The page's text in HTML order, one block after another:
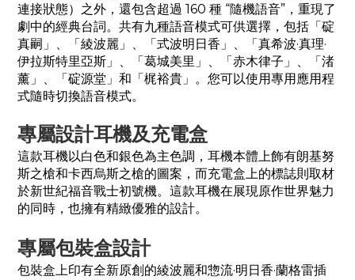
連接狀態）之外，還包含超過 160 種 “隨機語音”，重現了
劇中的經典台詞。共有九種語音模式可供選擇，包括「碇
真嗣」、「綾波麗」、「式波明日香」、「真希波·真理·
伊拉斯特里亞斯」、「葛城美里」、「赤木律子」、「渚
薰」、「碇源堂」和「梶裕貴」。您可以使用專用應用程
式隨時切換語音模式。
專屬設計耳機及充電盒
這款耳機以白色和銀色為主色調，耳機本體上飾有朗基努
斯之槍和卡西烏斯之槍的圖案，而充電盒上的標誌則取材
於新世紀福音戰士初號機。這款耳機在展現原作世界魅力
的同時，也擁有精緻優雅的設計。
專屬包裝盒設計
包裝盒上印有全新原創的綾波麗和惣流·明日香·蘭格雷插